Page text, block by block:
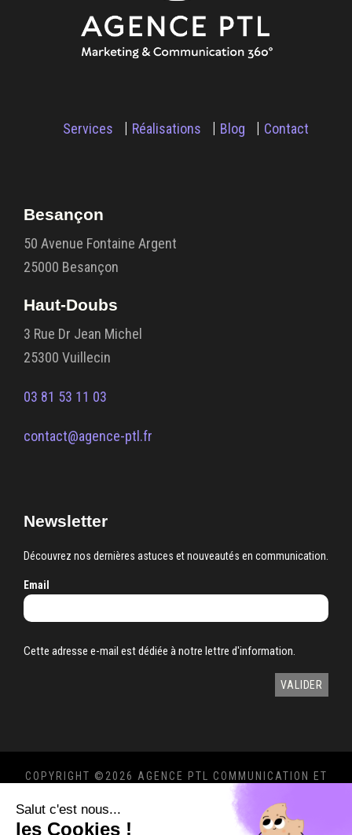
Services Réalisations Blog Contact
Besançon
50 Avenue Fontaine Argent
25000 Besançon
Haut-Doubs
3 Rue Dr Jean Michel
25300 Vuillecin
03 81 53 11 03
contact@agence-ptl.fr
Newsletter
Découvrez nos dernières astuces et nouveautés en communication.
Email
Cette adresse e-mail est dédiée à notre lettre d'information.
COPYRIGHT © 2026 AGENCE PTL COMMUNICATION ET
MENTIONS LÉGALES
POLITIQUE DE
CONFIDENTIALITÉ
Salut c'est nous...
les Cookies !